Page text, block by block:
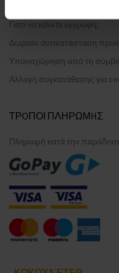
Γιατί να κάνετε εγγραφή;
Δωρεάν αντικατάσταση
Υπαναχώρηση από τη
Αλλαγή συγκατάθεσης για
ΤΡOΠΟΙ ΠΛΗΡΩΜHΣ
Πληρωμή κατά την